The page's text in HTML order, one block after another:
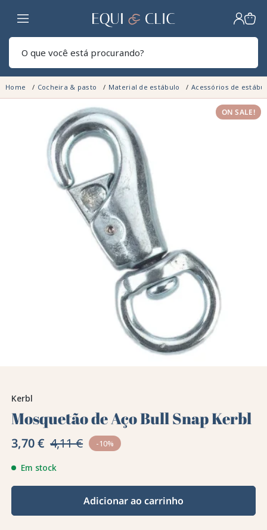
Lar
Home Cocheira & pasto Material de estábulo Acessórios de
ON SALE!
Kerbl
Mosquetão de Aço Bull Snap Kerbl
3,70 € 4,11 € -10%
Em stock
Adicionar ao carrinho